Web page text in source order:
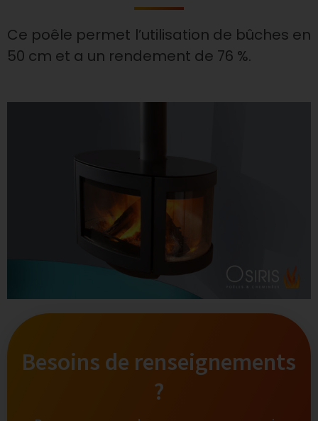
Ce poêle permet l’utilisation de bûches en
50 cm et a un rendement de 76 %.
Besoins de renseignements
?